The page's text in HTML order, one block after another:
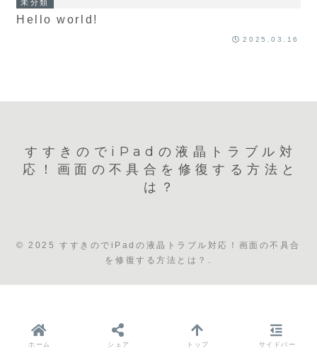
未分類
Hello world!
2025.03.16
すすきのでiPadの液晶トラブル対
応！画面の不具合を修復する方法と
は？
© 2025 すすきのでiPadの液晶トラブル対応！画面の不具合
を修復する方法とは？.
ホーム シェア トップ サイドバー